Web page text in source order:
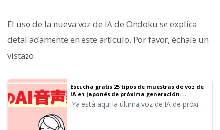
El uso de la nueva voz de IA de Ondoku se explica
detalladamente en este artículo. Por favor, échale un
vistazo.
Escucha gratis 25 tipos de muestras de voz de
IA en japonés de próxima generación.
Compatible con lectura multilingüe | Software
de lectura de texto Ondoku
¡Ya está aquí la última voz de IA de próxima